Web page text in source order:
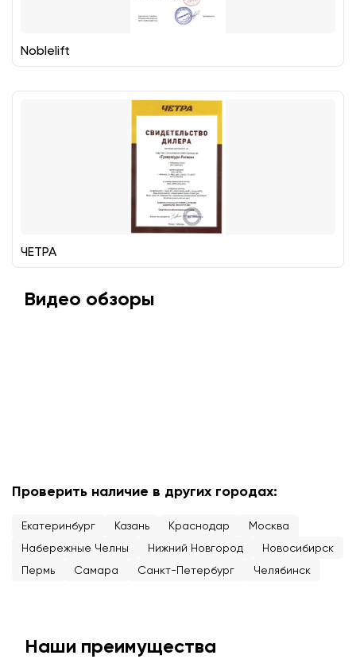
Noblelift
ЧЕТРА
Видео обзоры
Проверить наличие в других городах:
Екатеринбург Казань Краснодар
Москва
Набережные Челны
Нижний Новгород
Новосибирск
Пермь
Самара Санкт-Петербург Челябинск
Наши преимущества